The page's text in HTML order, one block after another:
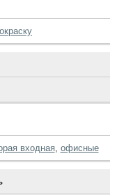
входная, офисные